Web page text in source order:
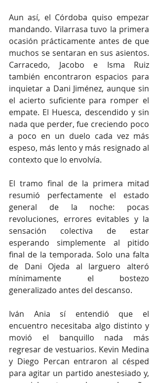
Aun así, el Córdoba quiso empezar
mandando. Vilarrasa tuvo la primera
ocasión prácticamente antes de que
muchos se sentaran en sus asientos.
Carracedo, Jacobo e Isma Ruiz
también encontraron espacios para
inquietar a Dani Jiménez, aunque sin
el acierto suficiente para romper el
empate. El Huesca, descendido y sin
nada que perder, fue creciendo poco
a poco en un duelo cada vez más
espeso, más lento y más resignado al
contexto que lo envolvía.
El tramo final de la primera mitad
resumió perfectamente el estado
general de la noche: pocas
revoluciones, errores evitables y la
sensación colectiva de estar
esperando simplemente al pitido
final de la temporada. Solo una falta
de Dani Ojeda al larguero alteró
mínimamente el bostezo
generalizado antes del descanso.
Iván Ania sí entendió que el
encuentro necesitaba algo distinto y
movió el banquillo nada más
regresar de vestuarios. Kevin Medina
y Diego Percan entraron al césped
para agitar un partido anestesiado y,